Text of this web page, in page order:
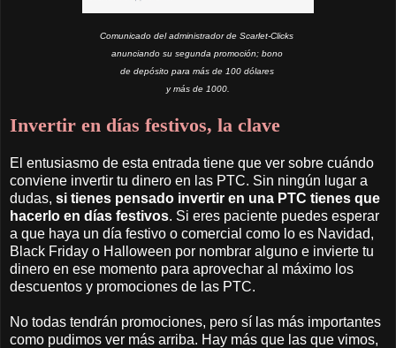
Comunicado del administrador de Scarlet-Clicks
anunciando su segunda promoción; bono
de depósito para más de 100 dólares
y más de 1000.
Invertir en días festivos, la clave
El entusiasmo de esta entrada tiene que ver sobre cuándo
conviene invertir tu dinero en las PTC. Sin ningún lugar a
dudas, si tienes pensado invertir en una PTC tienes que
hacerlo en días festivos. Si eres paciente puedes esperar
a que haya un día festivo o comercial como lo es Navidad,
Black Friday o Halloween por nombrar alguno e invierte tu
dinero en ese momento para aprovechar al máximo los
descuentos y promociones de las PTC.
No todas tendrán promociones, pero sí las más importantes
como pudimos ver más arriba. Hay más que las que vimos,